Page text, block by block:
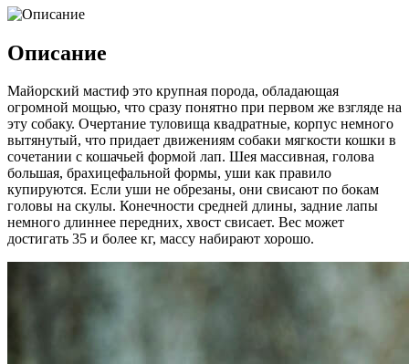
Описание
Майорский мастиф это крупная порода, обладающая
огромной мощью, что сразу понятно при первом же взгляде на
эту собаку. Очертание туловища квадратные, корпус немного
вытянутый, что придает движениям собаки мягкости кошки в
сочетании с кошачьей формой лап. Шея массивная, голова
большая, брахицефальной формы, уши как правило
купируются. Если уши не обрезаны, они свисают по бокам
головы на скулы. Конечности средней длины, задние лапы
немного длиннее передних, хвост свисает. Вес может
достигать 35 и более кг, массу набирают хорошо.